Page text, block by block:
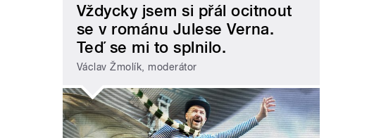
Vždycky jsem si přál ocitnout
se v románu Julese Verna.
Teď se mi to splnilo.
Václav Žmolík, moderátor